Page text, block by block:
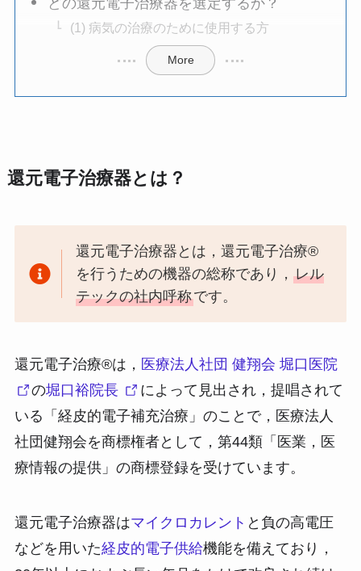
(1) 病気の治療のために使用する方
More
還元電子治療器とは？
還元電子治療器とは，還元電子治療®
を行うための機器の総称であり，レル
テックの社内呼称です。
還元電子治療®は， 医療法人社団 健翔会 堀口医院
の堀口裕院長
によって見出され，提唱されて
いる「経皮的電子補充治療」のことで，医療法人
社団健翔会を商標権者として，第44類「医業，医
療情報の提供」の商標登録を受けています。
還元電子治療器はマイクロカレント と負の高電圧
などを用いた経皮的電子供給機能を備えており，